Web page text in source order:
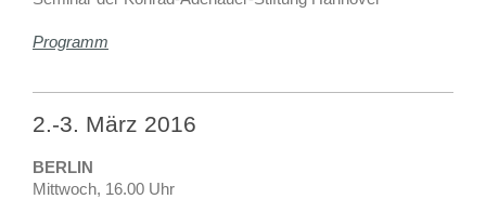
Programm
2.-3. März 2016
BERLIN
Mittwoch, 16.00 Uhr